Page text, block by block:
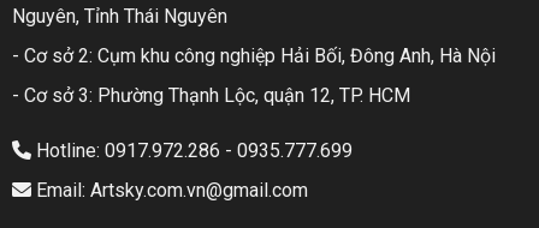
Nguyên, Tỉnh Thái Nguyên
- Cơ sở 2: Cụm khu công nghiệp Hải Bối, Đông Anh, Hà Nội
- Cơ sở 3: Phường Thạnh Lộc, quận 12, TP. HCM
Hotline: 0917.972.286 - 0935.777.699
Email: Artsky.com.vn@gmail.com